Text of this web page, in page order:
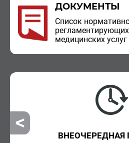
ДОКУМЕНТЫ
Спи­сок
ме­ди­цин­ских
ВНЕОЧЕРЕДНАЯ